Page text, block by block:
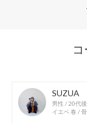
店舗にお問い合わ